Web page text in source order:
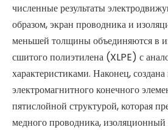
численные результаты
образом, экран проводника и
меньшей толщины объединяются в
сшитого полиэтилена (XLPE) с
характеристиками. Наконец,
электромагнитного конечного
пятислойной структурой, которая
медного проводника,